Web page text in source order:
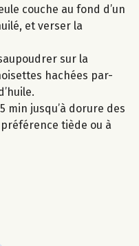
couche au fond d’un
et verser la
sur la
hachées par-
min jusqu’à dorure des
tiède ou à